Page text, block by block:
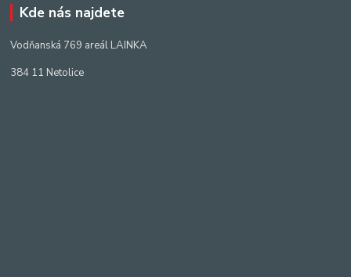
Kde nás najdete
Vodňanská 769 areál LAINKA
384 11 Netolice